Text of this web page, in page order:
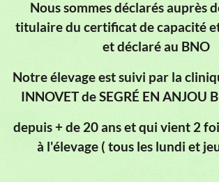
Nous sommes déclarés auprès
titulaire du certificat de capacité
et déclaré au BNO
Notre élevage est suivi par la
INNOVET de SEGRÉ EN ANJOU
depuis + de 20 ans et qui vient 2
à l'élevage ( tous les lundi et